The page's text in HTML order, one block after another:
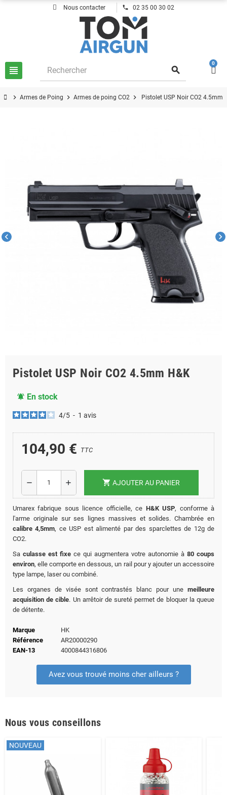
Nous contacter phone 02 35 00 30 02
view_headline search
0
chevron_right Armes de Poing chevron_right Armes de poing CO2 chevron_right Pistolet USP Noir CO2 4.5mm
chevron_left chevron_right
Pistolet USP Noir CO2 4.5mm H&K
notifications_active En stock
4/5 - 1 avis
104,90 € TTC
remove add shopping_cart AJOUTER AU PANIER
Umarex fabrique sous licence officielle, ce H&K USP, conforme à
l'arme originale sur ses lignes massives et solides. Chambrée en
calibre 4,5mm, ce USP est alimenté par des sparclettes de 12g de
CO2.
Sa culasse est fixe ce qui augmentera votre autonomie à 80 coups
environ, elle comporte en dessous, un rail pour y ajouter un accessoire
type lampe, laser ou combiné.
Les organes de visée sont contrastés blanc pour une meilleure
acquisition de cible. Un arrêtoir de sureté permet de bloquer la queue
de détente.
Marque
HK
Référence
AR20000290
EAN-13
4000844316806
Avez vous trouvé moins cher ailleurs ?
Nous vous conseillons
NOUVEAU